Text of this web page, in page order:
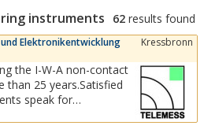
instruments 62 results found
Elektronikentwicklung
Kressbronn
the I-W-A non-contact
25 years.Satisfied
speak for